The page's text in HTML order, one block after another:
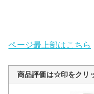
ページ最上部はこちら
商品評価は☆印をクリ